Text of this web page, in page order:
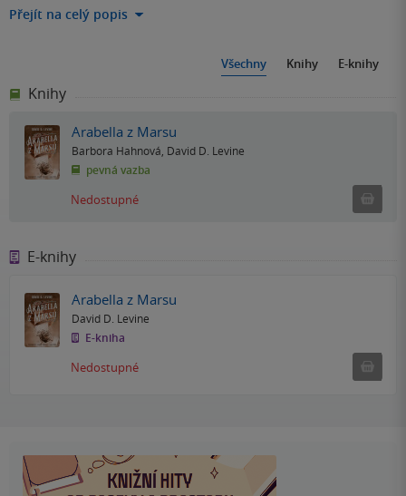
Přejít na celý popis
Všechny Knihy E-knihy
Knihy
Arabella z Marsu
Barbora Hahnová David D. Levine
pevná vazba
Nedostupné
E-knihy
Arabella z Marsu
David D. Levine
E-kniha
Nedostupné